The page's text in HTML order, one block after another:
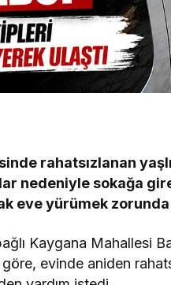
rahatsızlanan
nedeniyle sokağa
eve yürümek zorunda
Kaygana Mahallesi
evinde aniden